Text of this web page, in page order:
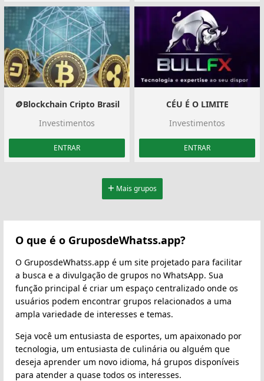
🪙Blockchain Cripto Brasil
Investimentos
ENTRAR
CÉU É O LIMITE
Investimentos
ENTRAR
Mais grupos
O que é o GruposdeWhatss.app?
O GruposdeWhatss.app é um site projetado para facilitar
a busca e a divulgação de grupos no WhatsApp. Sua
função principal é criar um espaço centralizado onde os
usuários podem encontrar grupos relacionados a uma
ampla variedade de interesses e temas.
Seja você um entusiasta de esportes, um apaixonado por
tecnologia, um entusiasta de culinária ou alguém que
deseja aprender um novo idioma, há grupos disponíveis
para atender a quase todos os interesses.